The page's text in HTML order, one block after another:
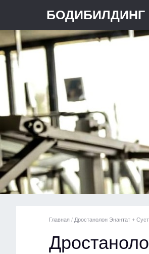
БОДИБИЛДИНГ
Главная / Дростанолон Энантат +